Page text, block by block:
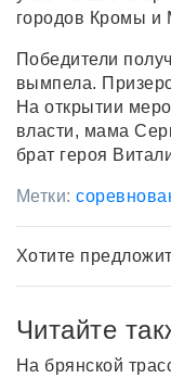
городов Кромы и
Победители
вымпела.
На открытии
власти, мама
брат героя
Метки:
Хотите
Читайте
На брянской